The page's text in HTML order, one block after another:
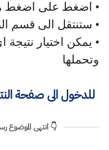
• اضغط على اضغط
• ستنتقل الى قسم
• يمكن اختيار
وتحملها
للدخول الى صفحة
👇 انتهى الموضوع